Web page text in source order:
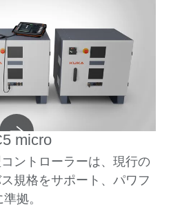
micro
ントローラーは、現行の
規格をサポート、パワフ
拠。